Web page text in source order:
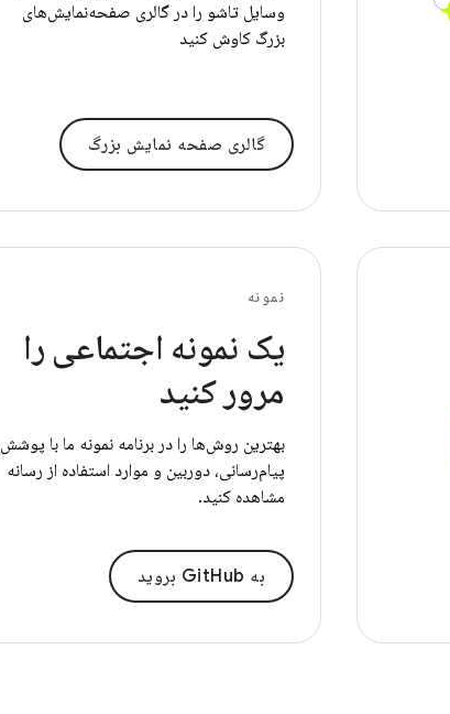
وسایل تاشو را در گالری صفحه‌نمایش‌های
بزرگ کاوش کنید
گالری صفحه نمایش بزرگ
نمونه
یک نمونه اجتماعی را
مرور کنید
بهترین روش‌ها را در برنامه نمونه ما با پوشش
پیام‌رسانی، دوربین و موارد استفاده از رسانه
مشاهده کنید.
به GitHub بروید